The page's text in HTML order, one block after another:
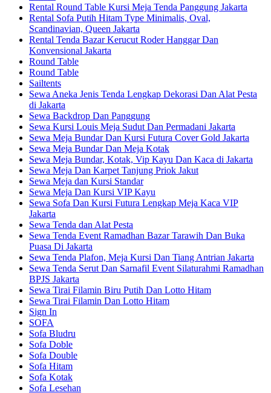
Rental Round Table Kursi Meja Tenda Panggung Jakarta
Rental Sofa Putih Hitam Type Minimalis, Oval,
Scandinavian, Queen Jakarta
Rental Tenda Bazar Kerucut Roder Hanggar Dan
Konvensional Jakarta
Round Table
Round Table
Sailtents
Sewa Aneka Jenis Tenda Lengkap Dekorasi Dan Alat Pesta
di Jakarta
Sewa Backdrop Dan Panggung
Sewa Kursi Louis Meja Sudut Dan Permadani Jakarta
Sewa Meja Bundar Dan Kursi Futura Cover Gold Jakarta
Sewa Meja Bundar Dan Meja Kotak
Sewa Meja Bundar, Kotak, Vip Kayu Dan Kaca di Jakarta
Sewa Meja Dan Karpet Tanjung Priok Jakut
Sewa Meja dan Kursi Standar
Sewa Meja Dan Kursi VIP Kayu
Sewa Sofa Dan Kursi Futura Lengkap Meja Kaca VIP
Jakarta
Sewa Tenda dan Alat Pesta
Sewa Tenda Event Ramadhan Bazar Tarawih Dan Buka
Puasa Di Jakarta
Sewa Tenda Plafon, Meja Kursi Dan Tiang Antrian Jakarta
Sewa Tenda Serut Dan Sarnafil Event Silaturahmi Ramadhan
BPJS Jakarta
Sewa Tirai Filamin Biru Putih Dan Lotto Hitam
Sewa Tirai Filamin Dan Lotto Hitam
Sign In
SOFA
Sofa Bludru
Sofa Doble
Sofa Double
Sofa Hitam
Sofa Kotak
Sofa Lesehan